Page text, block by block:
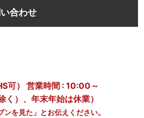
合わせ
可） 営業時間 : 10:00～
）、年末年始は休業）
を見た」とお伝えください。